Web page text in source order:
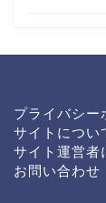
プライバシー
サイトについ
サイト運営者
お問い合わせ